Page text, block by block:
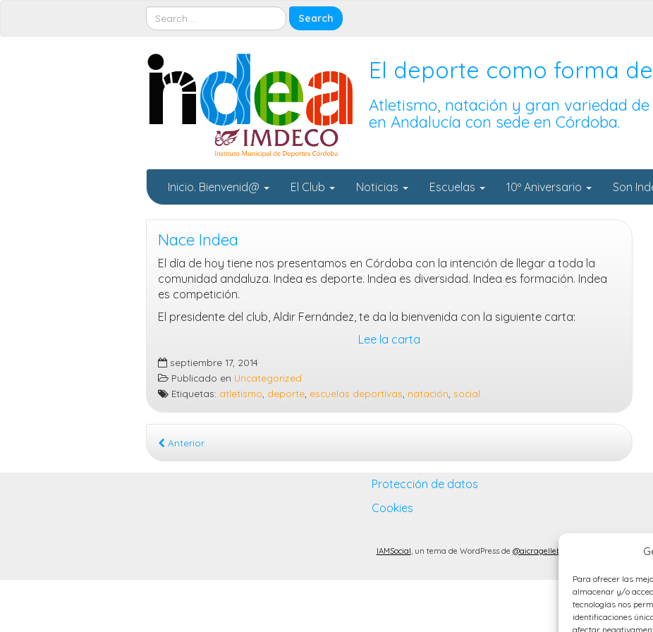
Para ofrecer las
almacenar y/o
tecnologías nos
identificaciones
afectar
El deporte como forma
Atletismo, natación y gran variedad
en Andalucía con sede en Córdoba.
Inicio. Bienvenid@ El Club Noticias Escuelas 10º Aniversario Son
Nace Indea
El día de hoy tiene nos presentamos en Córdoba con la intención de llegar a toda la
comunidad andaluza. Indea es deporte. Indea es diversidad. Indea es formación. Indea
es competición.
El presidente del club, Aldir Fernández, te da la bienvenida con la siguiente carta:
Lee la carta
septiembre 17, 2014
Publicado en Uncategorized
Etiquetas: atletismo deporte escuelas deportivas natación social
Anterior
Protección de datos
Cookies
IAMSocial, un tema de WordPress de @aicragellebasi